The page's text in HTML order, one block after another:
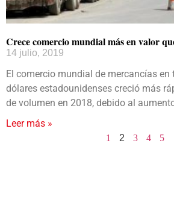
Crece comercio mundial más en valor
14 julio, 2019
El comercio mundial de mercancías en
dólares estadounidenses creció más
de volumen en 2018, debido al
Leer más »
1 2 3 4 5